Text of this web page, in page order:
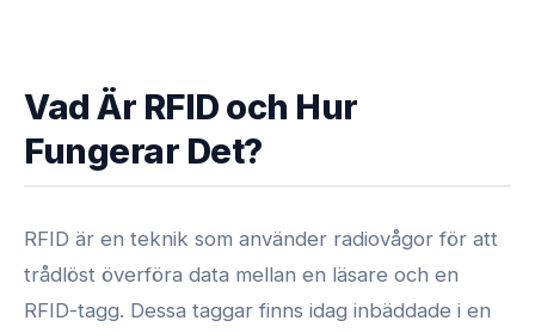
Vad Är RFID och Hur
Fungerar Det?
RFID är en teknik som använder radiovågor för att
trådlöst överföra data mellan en läsare och en
RFID-tagg. Dessa taggar finns idag inbäddade i en